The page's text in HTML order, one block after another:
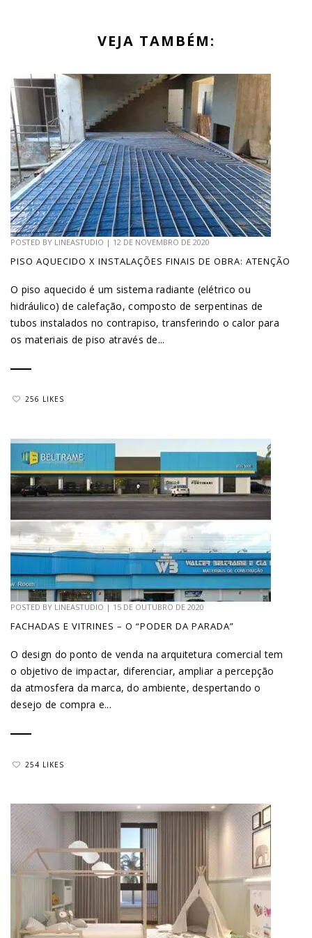
VEJA TAMBÉM:
POSTED BY LINEASTUDIO | 12 DE NOVEMBRO DE 2020
PISO AQUECIDO X INSTALAÇÕES FINAIS DE OBRA: ATENÇÃO
O piso aquecido é um sistema radiante (elétrico ou
hidráulico) de calefação, composto de serpentinas de
tubos instalados no contrapiso, transferindo o calor para
os materiais de piso através de...
256 LIKES
POSTED BY LINEASTUDIO | 15 DE OUTUBRO DE 2020
FACHADAS E VITRINES – O “PODER DA PARADA”
O design do ponto de venda na arquitetura comercial tem
o objetivo de impactar, diferenciar, ampliar a percepção
da atmosfera da marca, do ambiente, despertando o
desejo de compra e...
254 LIKES